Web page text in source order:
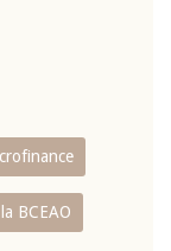
BCEAO